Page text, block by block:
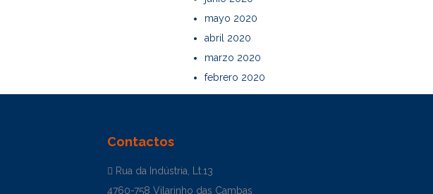
mayo 2020
abril 2020
marzo 2020
febrero 2020
Contactos
Rua da Indústria, Lt.13
4760-758 Vilarinho das Cambas